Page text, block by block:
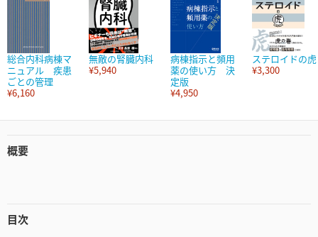
総合内科病棟マ
ニュアル 疾患
ごとの管理
¥6,160
無敵の腎臓内科
¥5,940
病棟指示と頻用
薬の使い方 決
定版
¥4,950
ステロイドの虎
¥3,300
概要
目次